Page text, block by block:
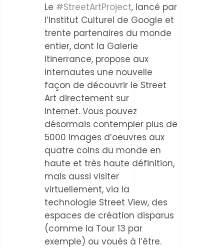
Le #StreetArtProject, lancé par
l’Institut Culturel de Google et
trente partenaires du monde
entier, dont la Galerie
Itinerrance, propose aux
internautes une nouvelle
façon de découvrir le Street
Art directement sur
Internet. Vous pouvez
désormais contempler plus de
5000 images d’oeuvres aux
quatre coins du monde en
haute et très haute définition,
mais aussi visiter
virtuellement, via la
technologie Street View, des
espaces de création disparus
(comme la Tour 13 par
exemple) ou voués à l’être.